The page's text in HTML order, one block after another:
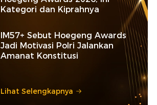
Kategori dan Kiprahnya
IM57+ Sebut Hoegeng Awards
Jadi Motivasi Polri Jalankan
Amanat Konstitusi
Lihat Selengkapnya